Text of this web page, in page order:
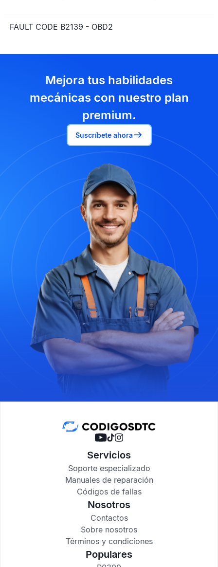
FAULT CODE B2139 - OBD2
Mejora tus habilidades
mecánicas con nuestro plan
premium.
Suscríbete ahora
Servicios
Soporte especializado
Manuales de reparación
Códigos de fallas
Nosotros
Contactos
Sobre nosotros
Términos y condiciones
Populares